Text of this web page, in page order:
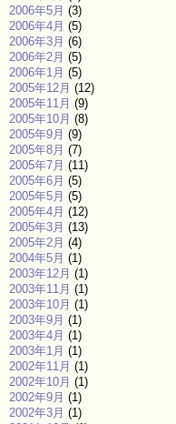
2006年5月 (3)
2006年4月 (5)
2006年3月 (6)
2006年2月 (5)
2006年1月 (5)
2005年12月 (12)
2005年11月 (9)
2005年10月 (8)
2005年9月 (9)
2005年8月 (7)
2005年7月 (11)
2005年6月 (5)
2005年5月 (5)
2005年4月 (12)
2005年3月 (13)
2005年2月 (4)
2004年5月 (1)
2003年12月 (1)
2003年11月 (1)
2003年10月 (1)
2003年9月 (1)
2003年4月 (1)
2003年1月 (1)
2002年11月 (1)
2002年10月 (1)
2002年9月 (1)
2002年3月 (1)